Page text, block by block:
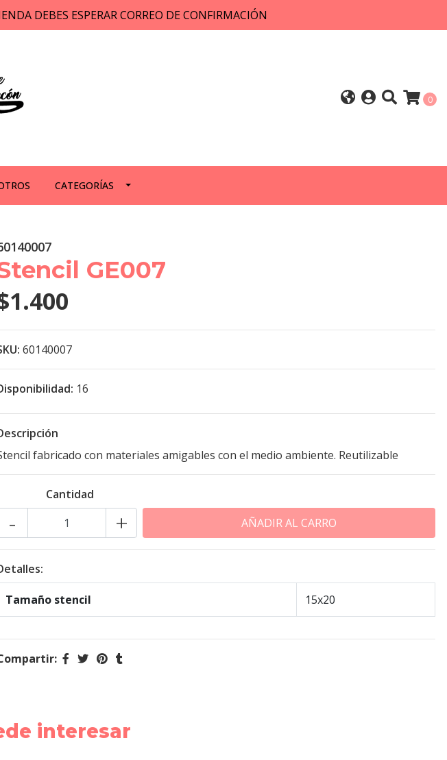
DEBES ESPERAR CORREO DE CONFIRMACIÓN
0
CATEGORÍAS
GE007
60140007
16
fabricado con materiales amigables con el medio ambiente. Reutilizable
Cantidad
+
-
Tamaño stencil 15x20
interesar